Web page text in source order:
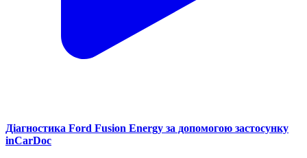
Діагностика Ford Fusion Energy за допомогою застосунку
inCarDoc